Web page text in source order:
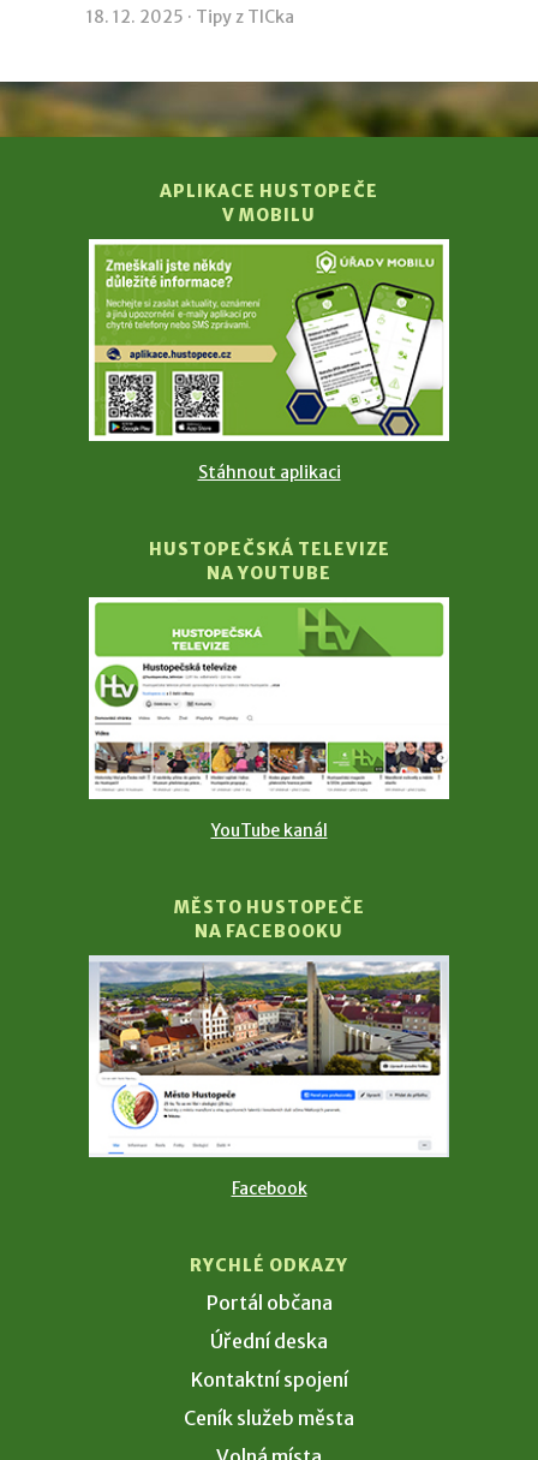
18. 12. 2025 · Tipy z TICka
APLIKACE HUSTOPEČE
V MOBILU
Stáhnout aplikaci
HUSTOPEČSKÁ TELEVIZE
NA YOUTUBE
YouTube kanál
MĚSTO HUSTOPEČE
NA FACEBOOKU
Facebook
RYCHLÉ ODKAZY
Portál občana
Úřední deska
Kontaktní spojení
Ceník služeb města